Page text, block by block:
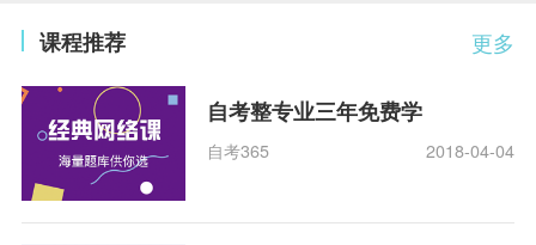
更多
课程推荐
自考整专业三年免费学
自考365 2018-04-04